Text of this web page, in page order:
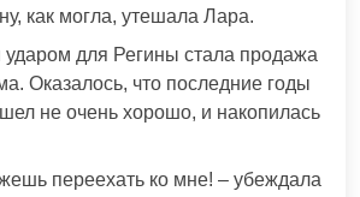
как могла, утешала Лара.
для Регины стала продажа
Оказалось, что последние годы
не очень хорошо, и накопилась
переехать ко мне! – убеждала